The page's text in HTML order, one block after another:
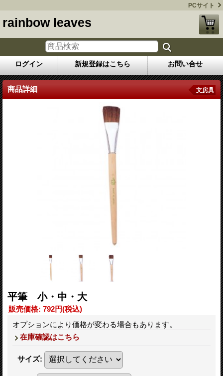
PCサイト
rainbow leaves
ログイン 新規登録はこちら お問い合せ
商品詳細 文房具
平筆 小・中・大
販売価格: 792円(税込)
オプションにより価格が変わる場合もあります。
在庫確認はこちら
サイズ: